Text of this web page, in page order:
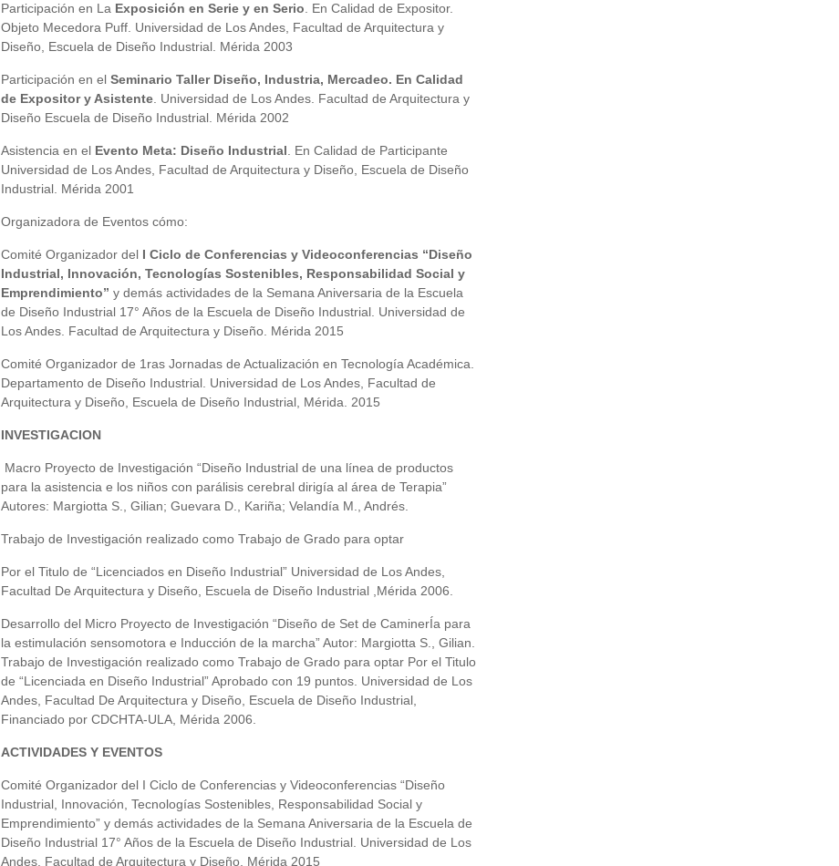
Participación en La Exposición en Serie y en Serio . En Calidad de Expositor.
Objeto Mecedora Puff. Universidad de Los Andes, Facultad de Arquitectura y
Diseño, Escuela de Diseño Industrial. Mérida 2003
Participación en el Seminario Taller Diseño, Industria, Mercadeo. En Calidad
de Expositor y Asistente. Universidad de Los Andes. Facultad de Arquitectura y
Diseño Escuela de Diseño Industrial. Mérida 2002
Asistencia en el Evento Meta: Diseño Industrial . En Calidad de Participante
Universidad de Los Andes, Facultad de Arquitectura y Diseño, Escuela de Diseño
Industrial. Mérida 2001
Organizadora de Eventos cómo:
Comité Organizador del I Ciclo de Conferencias y Videoconferencias “Diseño
Industrial, Innovación, Tecnologías Sostenibles, Responsabilidad Social y
Emprendimiento” y demás actividades de la Semana Aniversaria de la Escuela
de Diseño Industrial 17° Años de la Escuela de Diseño Industrial. Universidad de
Los Andes. Facultad de Arquitectura y Diseño. Mérida 2015
Comité Organizador de 1ras Jornadas de Actualización en Tecnología Académica.
Departamento de Diseño Industrial. Universidad de Los Andes, Facultad de
Arquitectura y Diseño, Escuela de Diseño Industrial, Mérida. 2015
INVESTIGACION
Macro Proyecto de Investigación “Diseño Industrial de una línea de productos
para la asistencia e los niños con parálisis cerebral dirigía al área de Terapia”
Autores: Margiotta S., Gilian; Guevara D., Kariña; Velandía M., Andrés.
Trabajo de Investigación realizado como Trabajo de Grado para optar
Por el Titulo de “Licenciados en Diseño Industrial” Universidad de Los Andes,
Facultad De Arquitectura y Diseño, Escuela de Diseño Industrial ,Mérida 2006.
Desarrollo del Micro Proyecto de Investigación “Diseño de Set de CaminerÍa para
la estimulación sensomotora e Inducción de la marcha” Autor: Margiotta S., Gilian.
Trabajo de Investigación realizado como Trabajo de Grado para optar Por el Titulo
de “Licenciada en Diseño Industrial” Aprobado con 19 puntos. Universidad de Los
Andes, Facultad De Arquitectura y Diseño, Escuela de Diseño Industrial,
Financiado por CDCHTA-ULA, Mérida 2006.
ACTIVIDADES Y EVENTOS
Comité Organizador del I Ciclo de Conferencias y Videoconferencias “Diseño
Industrial, Innovación, Tecnologías Sostenibles, Responsabilidad Social y
Emprendimiento” y demás actividades de la Semana Aniversaria de la Escuela de
Diseño Industrial 17° Años de la Escuela de Diseño Industrial. Universidad de Los
Andes. Facultad de Arquitectura y Diseño. Mérida 2015